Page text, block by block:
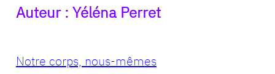
Auteur : Yéléna Perret
Notre corps, nous-mêmes